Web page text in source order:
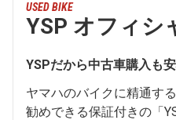
USED BIKE
YSP オフィシ
YSPだから中古車購入も安
ヤマハのバイクに精通す
勧めできる保証付きの「